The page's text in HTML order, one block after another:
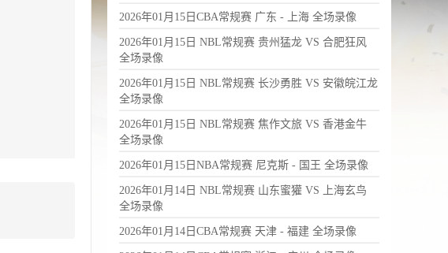
2026年01月15日CBA常规赛 广东 - 上海 全场录像
2026年01月15日 NBL常规赛 贵州猛龙 VS 合肥狂风
全场录像
2026年01月15日 NBL常规赛 长沙勇胜 VS 安徽皖江龙
全场录像
2026年01月15日 NBL常规赛 焦作文旅 VS 香港金牛
全场录像
2026年01月15日NBA常规赛 尼克斯 - 国王 全场录像
2026年01月14日 NBL常规赛 山东蜜獾 VS 上海玄鸟
全场录像
2026年01月14日CBA常规赛 天津 - 福建 全场录像